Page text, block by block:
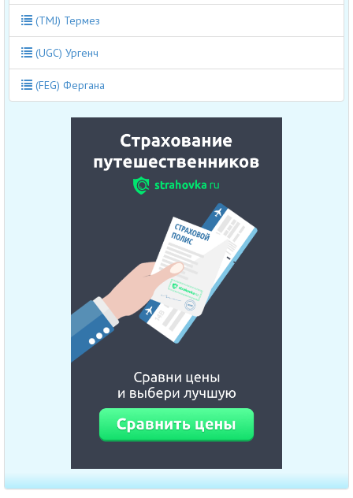
(TMJ) Термез
(UGC) Ургенч
(FEG) Фергана